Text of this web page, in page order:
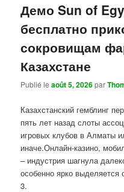
Демо Sun of
бесплатно
сокровищам
Казахстане
Publié leaoût 5, 2026par
Казахстанский гемблинг
пять лет назад слоты
игровых клубов в Алматы
иначе.Онлайн-казино,
– индустрия шагнула
особенно ярко
3.